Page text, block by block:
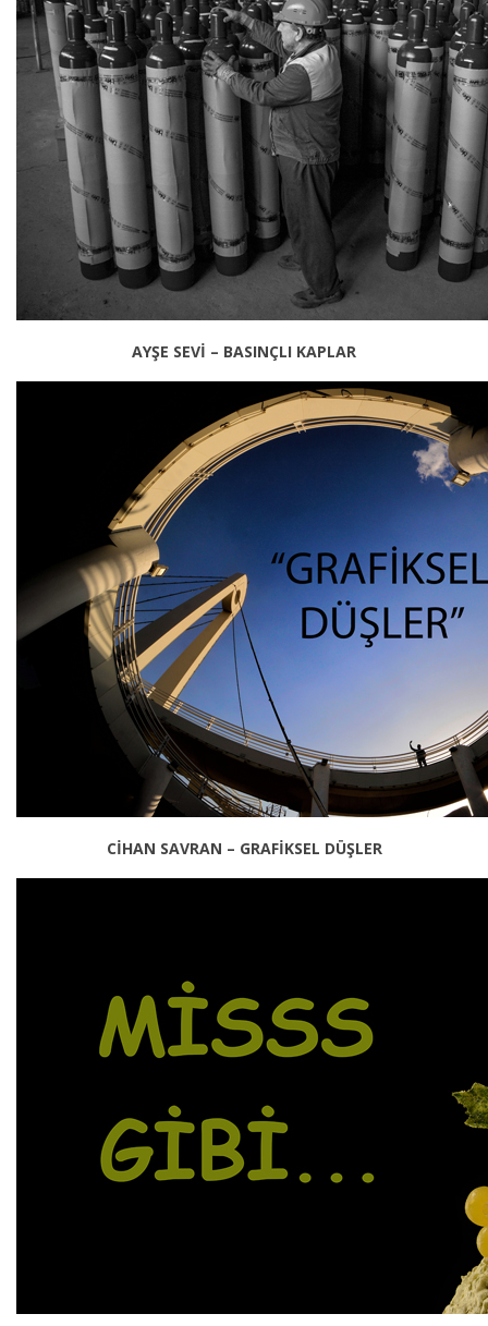
AYŞE SEVİ – BASINÇLI KAPLAR
CİHAN SAVRAN – GRAFİKSEL DÜŞLER